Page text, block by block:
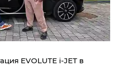
EVOLUTE i‑JET в